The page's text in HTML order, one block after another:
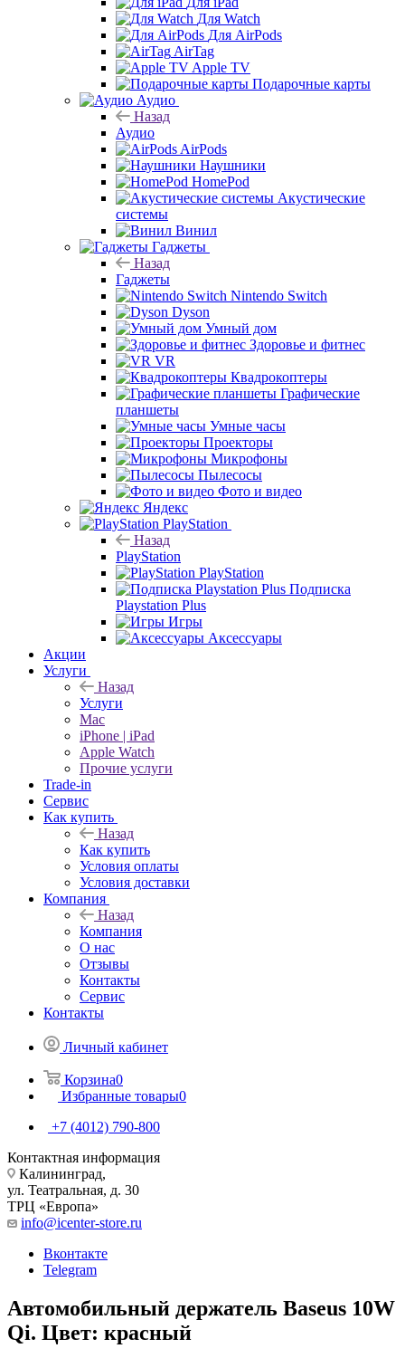
Для Watch
Для AirPods
AirTag
Apple TV
Подарочные карты
Аудио
Назад
Аудио
AirPods
Наушники
HomePod
Акустические
системы
Винил
Гаджеты
Назад
Гаджеты
Nintendo Switch
Dyson
Умный дом
Здоровье и фитнес
VR
Квадрокоптеры
Графические
планшеты
Умные часы
Проекторы
Микрофоны
Пылесосы
Фото и видео
Яндекс
PlayStation
Назад
PlayStation
PlayStation
Подписка
Playstation Plus
Игры
Аксессуары
Акции
Услуги
Назад
Услуги
Mac
iPhone | iPad
Apple Watch
Прочие услуги
Trade-in
Сервис
Как купить
Назад
Как купить
Условия оплаты
Условия доставки
Компания
Назад
Компания
О нас
Отзывы
Контакты
Сервис
Контакты
Личный кабинет
Корзина0
Избранные товары0
+7 (4012) 790-800
Контактная информация
Калининград,
ул. Театральная, д. 30
ТРЦ «Европа»
info@icenter-store.ru
Вконтакте
Telegram
Автомобильный держатель Baseus 10W
Qi. Цвет: красный